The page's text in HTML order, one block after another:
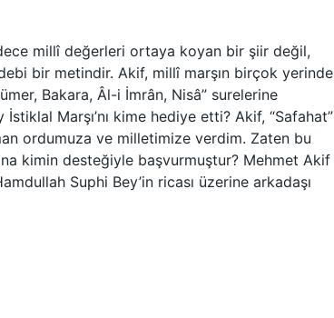
millî değerleri ortaya koyan bir şiir değil,
bir metindir. Akif, millî marşın birçok yerinde
Bakara, Âl-i İmrân, Nisâ” surelerine
Marşı’nı kime hediye etti? Akif, “Safahat”
ordumuza ve milletimize verdim. Zaten bu
kimin desteğiyle başvurmuştur? Mehmet Akif
Suphi Bey’in ricası üzerine arkadaşı